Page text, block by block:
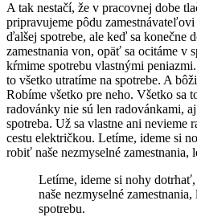
A tak nestačí, že v pracovnej dobe
pripravujeme pôdu
ďalšej spotrebe, ale keď sa konečne
zamestnania von, opäť sa ocitáme v
kŕmime spotrebu vlastnými
to všetko utratíme na spotrebe. A
Robíme všetko pre neho. Všetko sa
radovánky nie sú len radovánkami,
spotreba. Už sa vlastne ani nevieme
cestu električkou. Letíme, ideme si
robiť naše nezmyselné zamestnania,
Letíme, ideme si nohy
naše nezmyselné
spotrebu.